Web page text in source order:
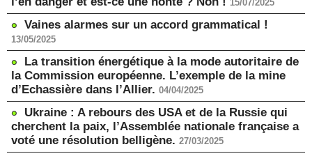
15/07/2025
Vaines alarmes sur un accord grammatical !
13/05/2025
La transition énergétique à la mode autoritaire de
la Commission européenne. L’exemple de la mine
d’Echassière dans l’Allier. 04/04/2025
Ukraine : A rebours des USA et de la Russie qui
cherchent la paix, l’Assemblée nationale française a
voté une résolution belligène. 27/03/2025